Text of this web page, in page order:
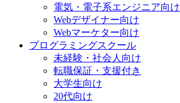
電気・電子系エンジニア向け
Webデザイナー向け
Webマーケター向け
プログラミングスクール
未経験・社会人向け
転職保証・支援付き
大学生向け
20代向け